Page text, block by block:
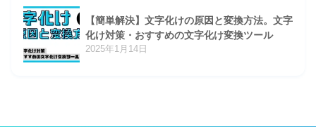
【簡単解決】文字化けの原因と変換方法。文字
化け対策・おすすめの文字化け変換ツール
2025年1月14日